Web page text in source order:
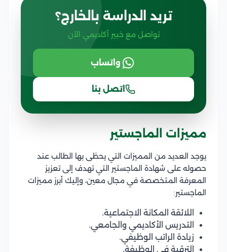
تريد الدراسة بالخارج؟
تواصل مع خبير أكاديمي الآن
واتساب
اتصل بنا
مميزات الماجستير
يوجد العديد من المميزات التي يحظى بها الطالب عند
حصوله على شهادة الماجستير التي تهدف إلى تعزيز
المعرفة المتخصصة في مجال معين، وإليك أبرز مميزات
الماجستير:
اللائقة المكانة الاجتماعية.
التدريس الأكاديمي والجامعي.
زيادة الراتب الوظيفي.
الترقية في الوظيفة.